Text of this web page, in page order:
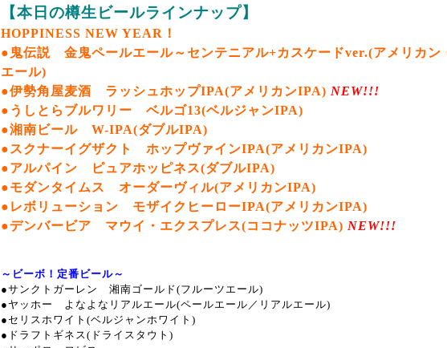
【本日の樽生ビールラインナップ】
HOPPINESS NEW YEAR！
●鬼伝説 金鬼ペールエール～センテニアル+カスケードver.(アメリカン
エール)
●伊勢角屋麦酒 ラッシュホップIPA(アメリカンIPA) NEW!!!
●うしとらブルワリー ベルゴ13(ベルジャンIPA)
●湘南ビール W-IPA(ダブルIPA)
●スクナーイグザクト ホップヴァインIPA(アメリカンIPA)
●アルパイン ピュアホッピネス(ダブルIPA)
●モダンタイムス オーダーヴィル(アメリカンIPA)
●レボリューション モザイクヒーローIPA(アメリカンIPA)
●デンバービア マウイ・エクスプレス(ココナッツIPA) NEW!!!
～ビーボ！定番ビール～
●サンクトガーレン 湘南ゴールド(フルーツエール)
●ヤッホー よなよなリアルエール(ペールエール／リアルエール)
●セリスホワイト(ベルジャンホワイト)
●ドラフトギネス(ドライスタウト)